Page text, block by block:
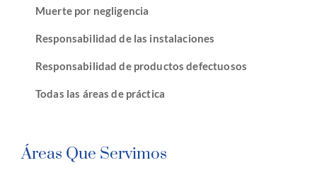
Muerte por negligencia
Responsabilidad de las instalaciones
Responsabilidad de productos defectuosos
Todas las áreas de práctica
Áreas Que Servimos